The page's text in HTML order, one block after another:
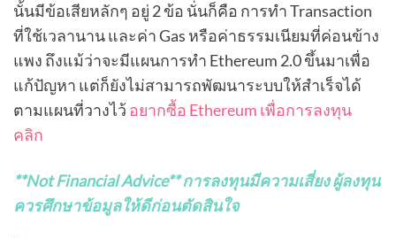
นั้นมีข้อเสียหลักๆ อยู่ 2 ข้อ นั่นก็คือ การทำ Transaction
ที่ใช้เวลานาน และค่า Gas หรือค่าธรรมเนียมที่ค่อนข้าง
แพง ถึงแม้ว่าจะมีแผนการทำ Ethereum 2.0 ขึ้นมาเพื่อ
แก้ปัญหา แต่ก็ยังไม่สามารถพัฒนาระบบให้สำเร็จได้
ตามแผนที่วางไว้อยากซื้อ Ethereum เพื่อการลงทุน
คลิก
**Not Financial Advice**การลงทุนมีความเสี่ยง ผู้ลงทุน
ควรศึกษาข้อมูลให้ดีก่อนตัดสินใจ